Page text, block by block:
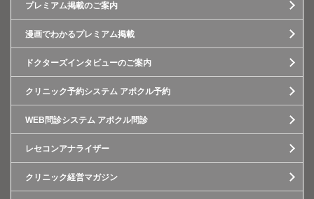
プレミアム掲載のご案内
漫画でわかるプレミアム掲載
ドクターズインタビューのご案内
クリニック予約システム アポクル予約
WEB問診システム アポクル問診
レセコンアナライザー
クリニック経営マガジン